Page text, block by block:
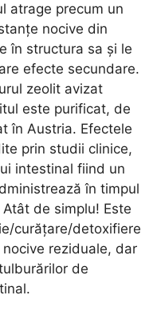
atrage precum un
nocive din
în structura sa și le
efecte secundare.
zeolit avizat
este purificat, de
în Austria. Efectele
prin studii clinice,
intestinal fiind un
în timpul
de simplu! Este
curățare/detoxifiere
reziduale, dar
de